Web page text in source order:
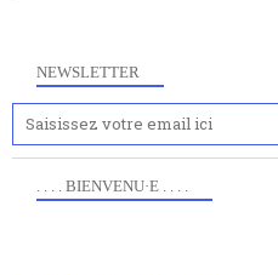
NEWSLETTER
. . . . BIENVENU·E . . . .